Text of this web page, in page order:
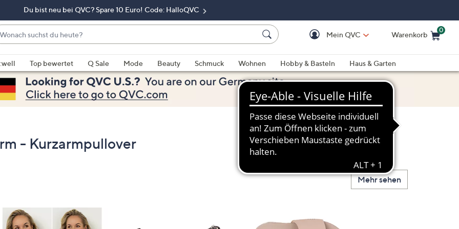
Du bist neu bei QVC? Spare 10 Euro! Code: HalloQVC
Mein QVC Warenkorb
0
Top bewertet Q Sale Mode Beauty Schmuck Wohnen Hobby & Basteln
Haus & Garten
- Kurzarmpullover
Mehr sehen